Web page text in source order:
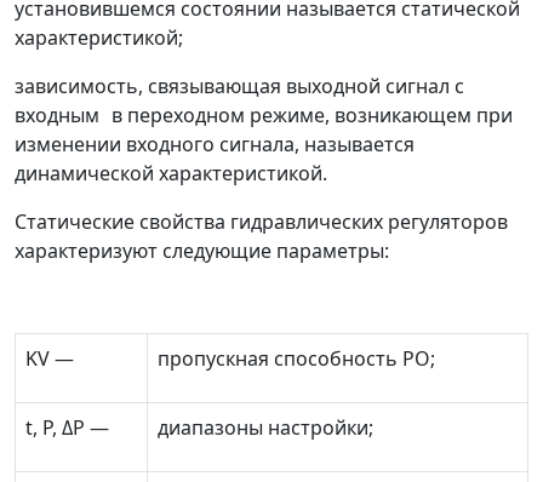
установившемся состоянии называется статической
характеристикой;
зависимость, связывающая выходной сигнал с
входным в переходном режиме, возникающем при
изменении входного сигнала, называется
динамической характеристикой.
Статические свойства гидравлических регуляторов
характеризуют следующие параметры:
KV— пропускная способность РО;
t, P, ΔP — диапазоны настройки;